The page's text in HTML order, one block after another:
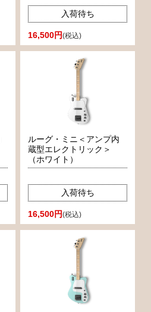
入荷待ち
16,500円(税込)
ルーグ・ミニ＜アンプ内
蔵型エレクトリック＞
（ホワイト）
入荷待ち
16,500円(税込)